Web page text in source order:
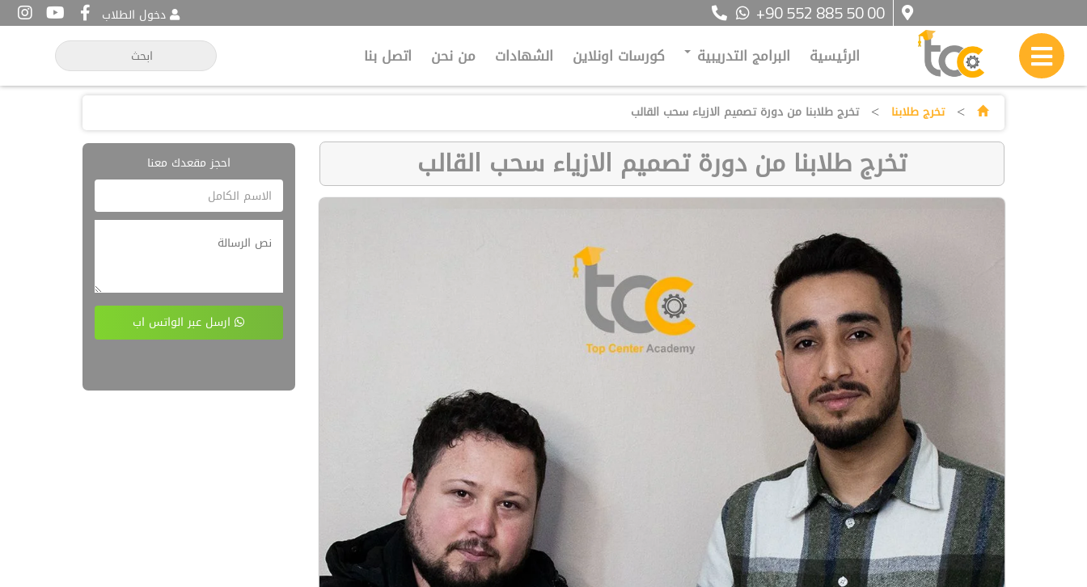
+90 552 885 50 00 دخول الطلاب
الرئيسية البرامج التدريبية كورسات اونلاين الشهادات من نحن اتصل بنا
> تخرج طلابنا > تخرج طلابنا من دورة تصميم الازياء سحب القالب
تخرج طلابنا من دورة تصميم الازياء سحب القالب احجز مقعدك معنا
ارسل عبر الواتس اب